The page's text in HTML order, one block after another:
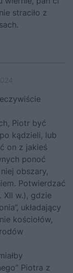
straciło z
Piotr być
kądzieli, lub
on z jakieś
ponoć
obszary,
Potwierdzać
XII w.), gdzie
układający
kościołów,
Piotra z